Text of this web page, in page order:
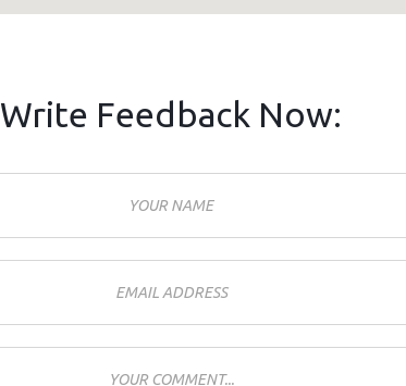
Write Feedback Now: